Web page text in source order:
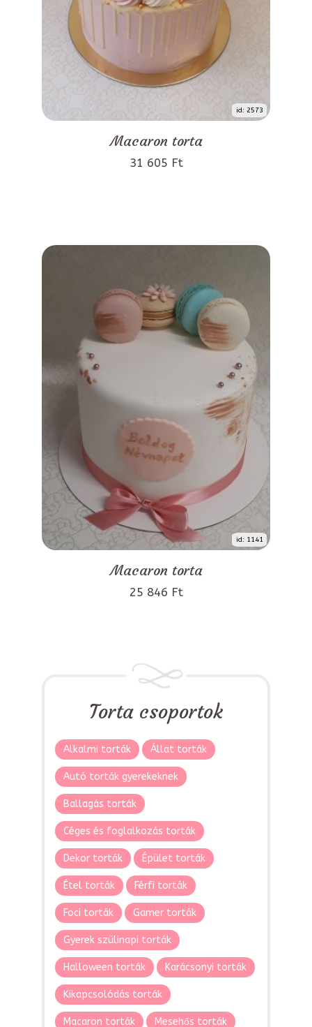
id: 2573
Macaron torta
31 605 Ft
id: 1141
Macaron torta
25 846 Ft
Torta csoportok
Alkalmi torták Állat torták
Autó torták gyerekeknek
Ballagás torták
Céges és foglalkozás torták
Dekor torták Épület torták
Étel torták Férfi torták
Foci torták Gamer torták
Gyerek szülinapi torták
Halloween torták Karácsonyi torták
Kikapcsolódás torták
Macaron torták Mesehős torták